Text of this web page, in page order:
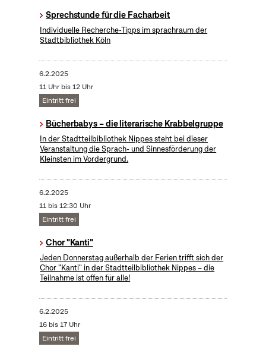
Sprechstunde für die Facharbeit
Individuelle Recherche-Tipps im sprachraum der
Stadtbibliothek Köln
6.2.2025
11 Uhr bis 12 Uhr
Eintritt frei
Bücherbabys – die literarische Krabbelgruppe
In der Stadtteilbibliothek Nippes steht bei dieser
Veranstaltung die Sprach- und Sinnesförderung der
Kleinsten im Vordergrund.
6.2.2025
11 bis 12:30 Uhr
Eintritt frei
Chor "Kanti"
Jeden Donnerstag außerhalb der Ferien trifft sich der
Chor "Kanti" in der Stadtteilbibliothek Nippes – die
Teilnahme ist offen für alle!
6.2.2025
16 bis 17 Uhr
Eintritt frei